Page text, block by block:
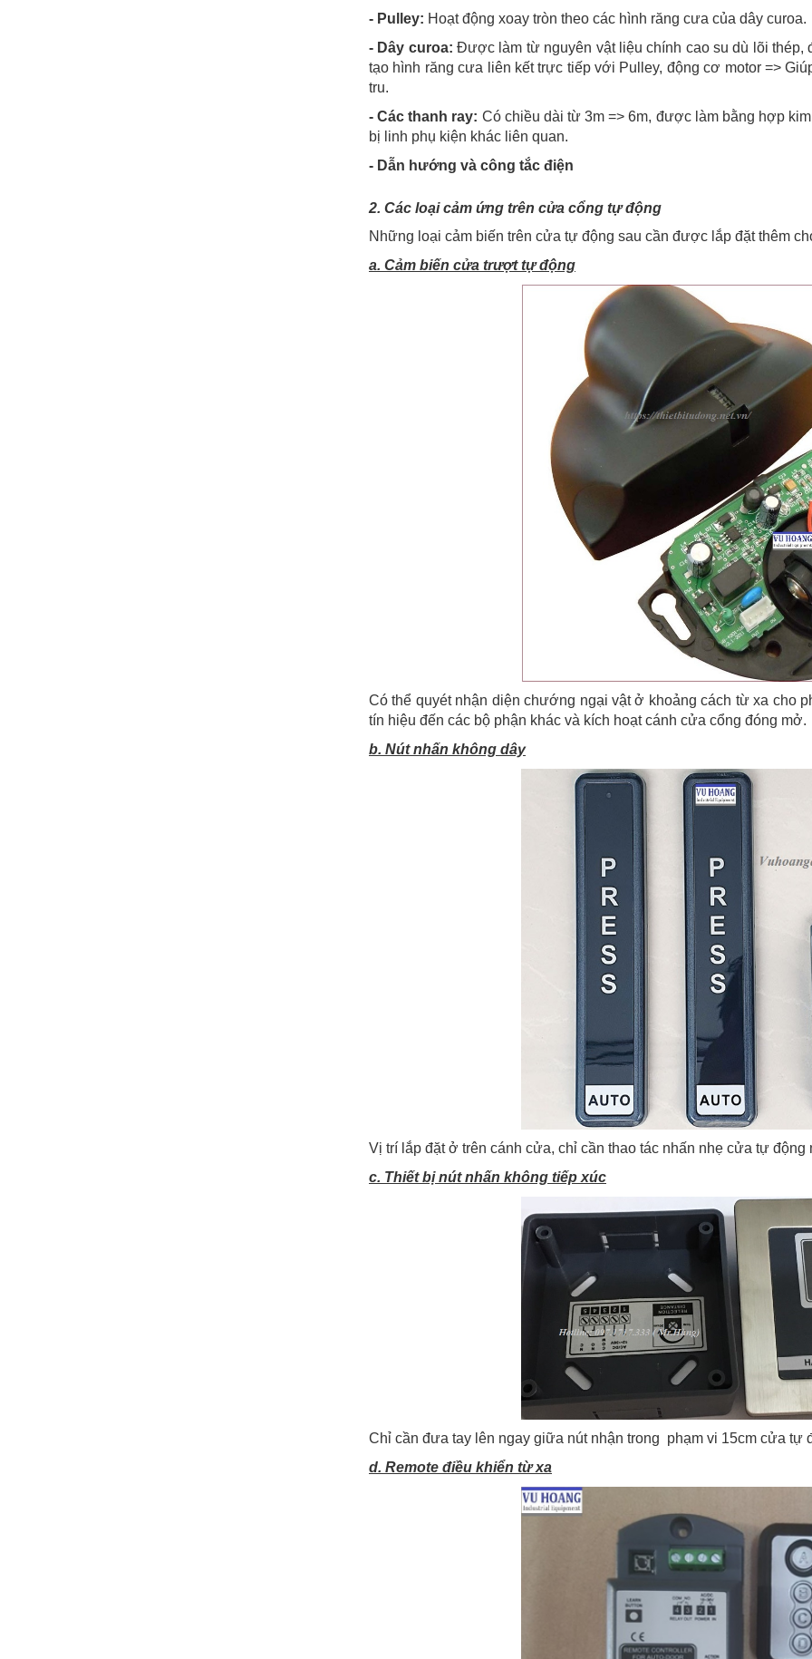
- Pulley: Hoạt động xoay tròn theo các hình răng cưa của dây curoa.
- Dây curoa: Được làm từ nguyên vật liệu chính cao su dù lõi thép,
tạo hình răng cưa liên kết trực tiếp với Pulley, động cơ motor =>
tru.
- Các thanh ray: Có chiều dài từ 3m => 6m, được làm bằng hợp
bị linh phụ kiện khác liên quan.
- Dẫn hướng và công tắc điện
2. Các loại cảm ứng trên cửa cổng tự động
Những loại cảm biến trên cửa tự động sau cần được lắp đặt thêm
a. Cảm biến cửa trượt tự động
Có thể quyét nhận diện chướng ngại vật ở khoảng cách từ xa cho
tín hiệu đến các bộ phận khác và kích hoạt cánh cửa cổng đóng mở.
b. Nút nhấn không dây
Vị trí lắp đặt ở trên cánh cửa, chỉ cần thao tác nhấn nhẹ cửa tự động
c. Thiết bị nút nhấn không tiếp xúc
Chỉ cần đưa tay lên ngay giữa nút nhận trong phạm vi 15cm cửa tự
d. Remote điều khiển từ xa